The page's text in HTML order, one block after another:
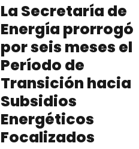
La Secretaría de
Energía prorrogó
por seis meses el
Período de
Transición hacia
Subsidios
Energéticos
Focalizados